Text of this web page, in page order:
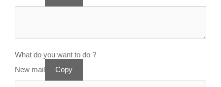
What do you want to do ?
New mail
Copy